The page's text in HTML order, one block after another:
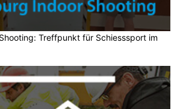
Treffpunkt für Schiesssport im